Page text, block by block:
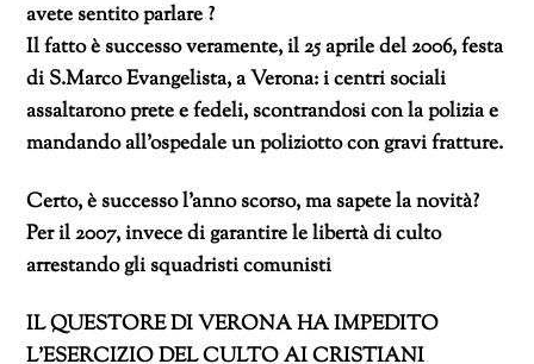
avete sentito parlare ?
Il fatto è successo veramente, il 25 aprile del 2006, festa
di S.Marco Evangelista, a Verona: i centri sociali
assaltarono prete e fedeli, scontrandosi con la polizia e
mandando all’ospedale un poliziotto con gravi fratture.
Certo, è successo l’anno scorso, ma sapete la novità?
Per il 2007, invece di garantire le libertà di culto
arrestando gli squadristi comunisti
IL QUESTORE DI VERONA HA IMPEDITO
L’ESERCIZIO DEL CULTO AI CRISTIANI